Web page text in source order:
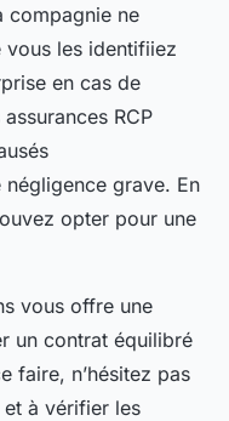
compagnie ne
les identifiiez
en cas de
RCP
négligence grave. En
opter pour une
vous offre une
un contrat équilibré
faire, n’hésitez pas
à vérifier les